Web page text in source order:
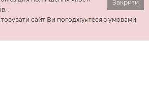
Закрити
.
сайт Ви погоджуєтеся з умовами